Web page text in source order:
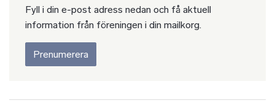
Fyll i din e-post adress nedan och få aktuell
information från föreningen i din mailkorg.
Prenumerera